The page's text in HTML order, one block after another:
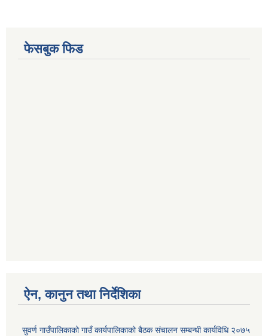
फेसबुक फिड
ऐन, कानुन तथा निर्देशिका
सुवर्ण गाउँपालिकाको गाउँ कार्यपालिकाको बैठक संचालन सम्बन्धी कार्यविधि २०७५